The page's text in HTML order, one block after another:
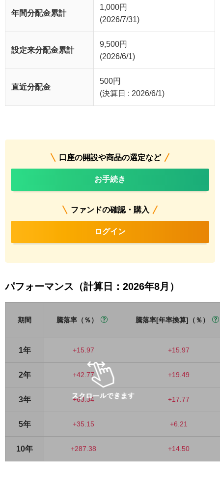
年間分配金累計
1,000円
(2026/7/31)
設定来分配金累計
9,500円
(2026/6/1)
直近分配金
500円
(決算日 : 2026/6/1)
口座の開設や商品の選定など
お手続き
ファンドの確認・購入
ログイン
パフォーマンス（計算日：2026年8月）
期間 騰落率（％） 騰落率[年率換算]（％）
1年 +15.97 +15.97
2年 +42.77 +19.49
3年 +63.34 +17.77
5年 +35.15 +6.21
10年 +287.38 +14.50